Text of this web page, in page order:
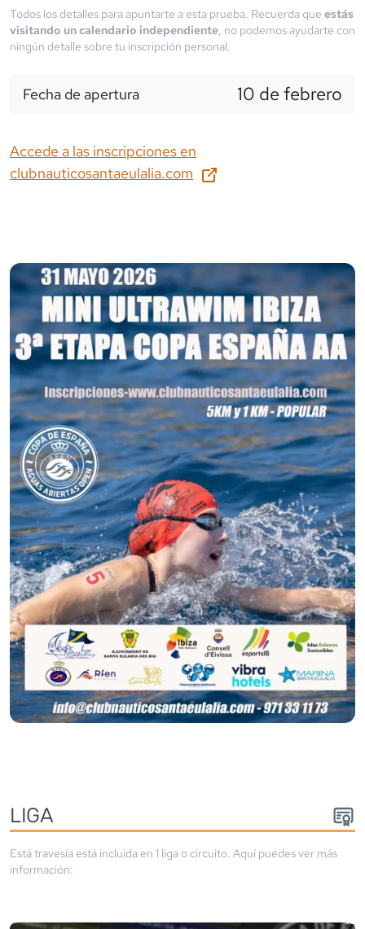
Todos los detalles para apuntarte a esta prueba. Recuerda que estás
visitando un calendario independiente, no podemos ayudarte con
ningún detalle sobre tu inscripción personal.
Fecha de apertura 10 de febrero
Accede a las inscripciones en
clubnauticosantaeulalia.com
LIGA
Está travesía está incluida en 1 liga o circuito. Aquí puedes ver más
información: